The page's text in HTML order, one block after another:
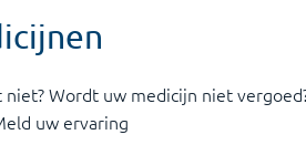
Wordt uw medicijn niet
uw ervaring